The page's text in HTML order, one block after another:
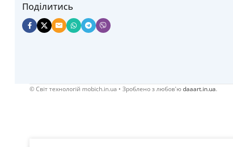
Поділитись
© Cвіт технологій mobich.in.ua • Зроблено з любов'юdaaart.in.ua.